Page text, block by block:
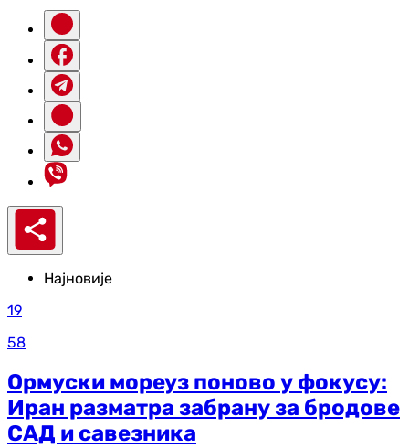
Најновије
19
58
Ормуски мореуз поново у фокусу:
Иран разматра забрану за бродове
САД и савезника